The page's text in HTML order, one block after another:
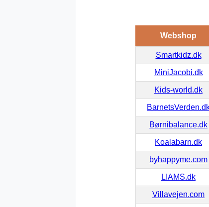
Webshop
Smartkidz.dk
MiniJacobi.dk
Kids-world.dk
Børnibalance.dk
Koalabarn.dk
byhappyme.com
LIAMS.dk
Villavejen.com